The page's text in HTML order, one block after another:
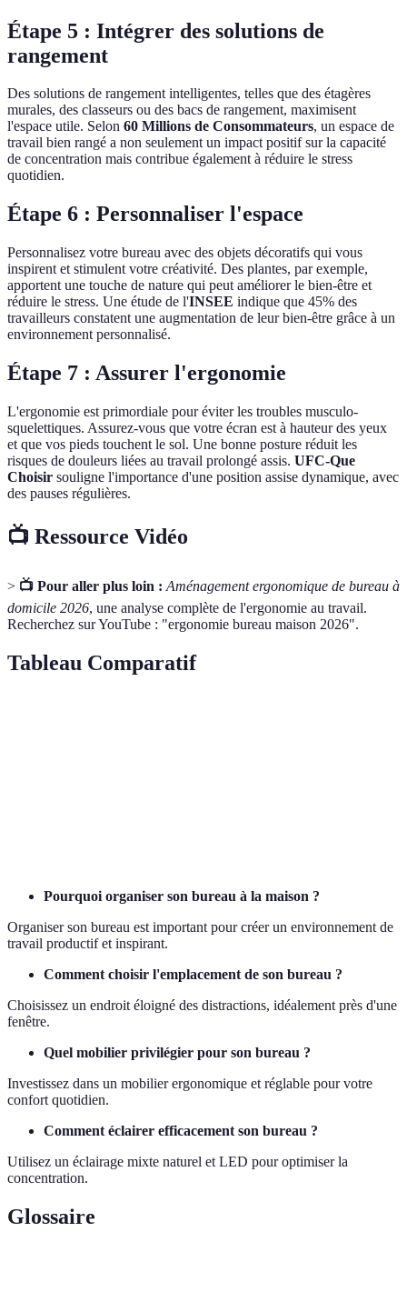
Étape 5 : Intégrer des solutions de
rangement
Des solutions de rangement intelligentes, telles que des étagères
murales, des classeurs ou des bacs de rangement, maximisent
l'espace utile. Selon 60 Millions de Consommateurs, un espace de
travail bien rangé a non seulement un impact positif sur la capacité
de concentration mais contribue également à réduire le stress
quotidien.
Étape 6 : Personnaliser l'espace
Personnalisez votre bureau avec des objets décoratifs qui vous
inspirent et stimulent votre créativité. Des plantes, par exemple,
apportent une touche de nature qui peut améliorer le bien-être et
réduire le stress. Une étude de l'INSEE indique que 45% des
travailleurs constatent une augmentation de leur bien-être grâce à un
environnement personnalisé.
Étape 7 : Assurer l'ergonomie
L'ergonomie est primordiale pour éviter les troubles musculo-
squelettiques. Assurez-vous que votre écran est à hauteur des yeux
et que vos pieds touchent le sol. Une bonne posture réduit les
risques de douleurs liées au travail prolongé assis. UFC-Que
Choisir souligne l'importance d'une position assise dynamique, avec
des pauses régulières.
📺 Ressource Vidéo
> 📺 Pour aller plus loin : Aménagement ergonomique de bureau à
domicile 2026, une analyse complète de l'ergonomie au travail.
Recherchez sur YouTube : "ergonomie bureau maison 2026".
Tableau Comparatif
Pourquoi organiser son bureau à la maison ?
Organiser son bureau est important pour créer un environnement de
travail productif et inspirant.
Comment choisir l'emplacement de son bureau ?
Choisissez un endroit éloigné des distractions, idéalement près d'une
fenêtre.
Quel mobilier privilégier pour son bureau ?
Investissez dans un mobilier ergonomique et réglable pour votre
confort quotidien.
Comment éclairer efficacement son bureau ?
Utilisez un éclairage mixte naturel et LED pour optimiser la
concentration.
Glossaire